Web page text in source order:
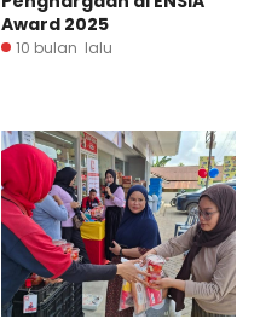
Award 2025
10 bulan lalu